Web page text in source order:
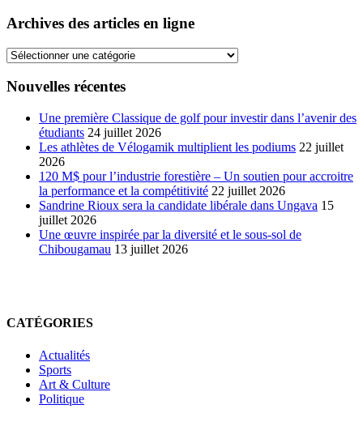
Archives des articles en ligne
Archives
articles
Nouvelles récentes
Une première Classique de golf pour investir dans l’avenir des
étudiants 24 juillet 2026
Les athlètes de Vélogamik multiplient les podiums 22 juillet
2026
120 M$ pour l’industrie forestière – Un soutien pour accroitre
la performance et la compétitivité 22 juillet 2026
Sandrine Rioux sera la candidate libérale dans Ungava 15
juillet 2026
Une œuvre inspirée par la diversité et le sous-sol de
Chibougamau 13 juillet 2026
CATÉGORIES
Actualités
Sports
Art & Culture
Politique